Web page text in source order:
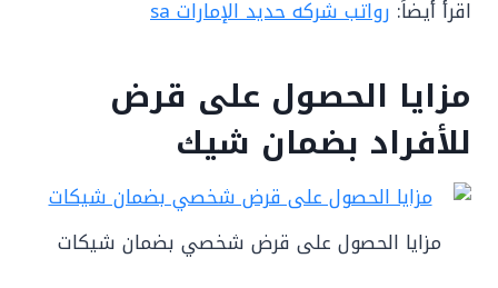
اقرأ أيضاً: رواتب شركه حديد الإمارات sa
مزايا الحصول على قرض
للأفراد بضمان شيك
مزايا الحصول على قرض شخصي بضمان شيكات